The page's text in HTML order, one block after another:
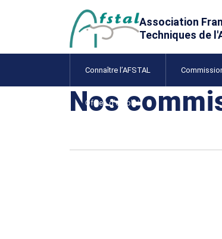
Connaître l’AFSTAL
Offres d’emploi
Nos